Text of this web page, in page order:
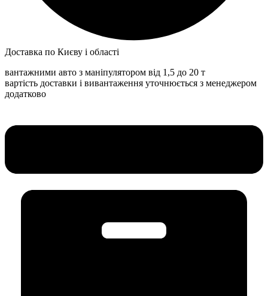
Доставка по Києву і області
вантажними авто з маніпулятором від 1,5 до 20 т
вартість доставки і вивантаження уточнюється з менеджером
додатково